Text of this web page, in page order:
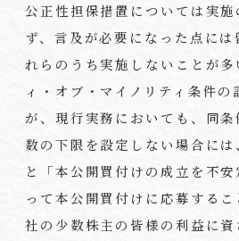
公正性担保措置については実施
ず、言及が必要になった点には
れらのうち実施しないことが
ィ・オブ・マイノリティ条件
が、現行実務においても、同
数の下限を設定しない場合に
と「本公開買付けの成立を不
って本公開買付けに応募する
社の少数株主の皆様の利益に